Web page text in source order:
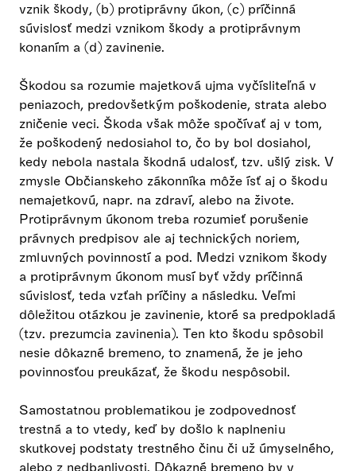
vznik škody, (b) protiprávny úkon, (c) príčinná
súvislosť medzi vznikom škody a protiprávnym
konaním a (d) zavinenie.
Škodou sa rozumie majetková ujma vyčísliteľná v
peniazoch, predovšetkým poškodenie, strata alebo
zničenie veci. Škoda však môže spočívať aj v tom,
že poškodený nedosiahol to, čo by bol dosiahol,
kedy nebola nastala škodná udalosť, tzv. ušlý zisk. V
zmysle Občianskeho zákonníka môže ísť aj o škodu
nemajetkovú, napr. na zdraví, alebo na živote.
Protiprávnym úkonom treba rozumieť porušenie
právnych predpisov ale aj technických noriem,
zmluvných povinností a pod. Medzi vznikom škody
a protiprávnym úkonom musí byť vždy príčinná
súvislosť, teda vzťah príčiny a následku. Veľmi
dôležitou otázkou je zavinenie, ktoré sa predpokladá
(tzv. prezumcia zavinenia). Ten kto škodu spôsobil
nesie dôkazné bremeno, to znamená, že je jeho
povinnosťou preukázať, že škodu nespôsobil.
Samostatnou problematikou je zodpovednosť
trestná a to vtedy, keď by došlo k naplneniu
skutkovej podstaty trestného činu či už úmyselného,
alebo z nedbanlivosti. Dôkazné bremeno by v